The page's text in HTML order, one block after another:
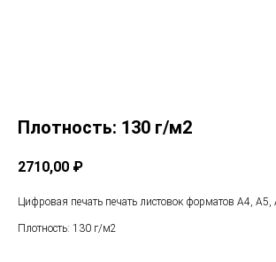
Плотность: 130 г/м2
2710,00 ₽
Цифровая печать печать листовок форматов А4,
Плотность: 130 г/м2